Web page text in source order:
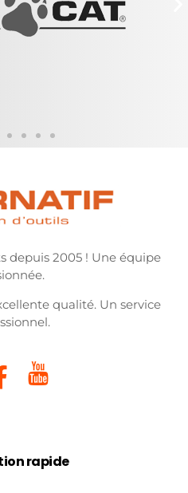
depuis 2005 ! Une équipe
qualité. Un service
rapide